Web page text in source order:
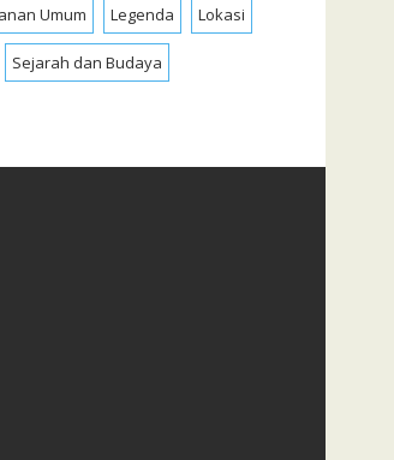
Umum Legenda Lokasi
Sejarah dan Budaya